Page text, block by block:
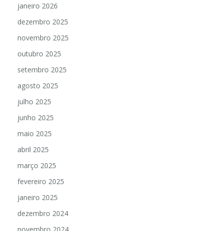
janeiro 2026
dezembro 2025
novembro 2025
outubro 2025
setembro 2025
agosto 2025
julho 2025
junho 2025
maio 2025
abril 2025
março 2025
fevereiro 2025
janeiro 2025
dezembro 2024